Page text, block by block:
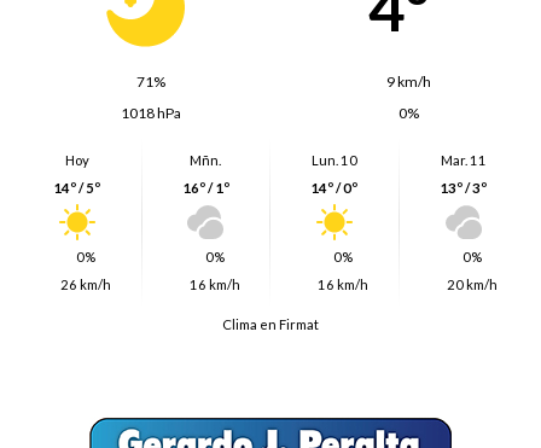
71%
9 km/h
1018 hPa
0%
Hoy
14º / 5º
0%
26 km/h
Mñn.
16º / 1º
0%
16 km/h
Lun. 10
14º / 0º
0%
16 km/h
Mar. 11
13º / 3º
0%
20 km/h
Clima en Firmat